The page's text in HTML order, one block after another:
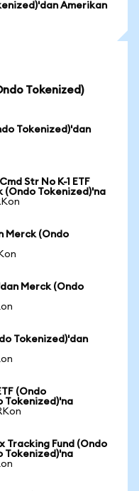
Amerikan
Tokenized)
Tokenized)'dan
Str No K-1 ETF
(Ondo Tokenized)'na
Merck (Ondo
Merck (Ondo
Tokenized)'dan
(Ondo
Tokenized)'na
Tracking Fund (Ondo
Tokenized)'na